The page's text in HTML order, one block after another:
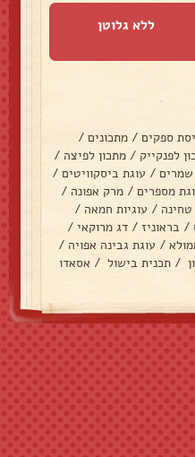
ללא גלוטן
ספקים / מתכונים /
לפנקייק / מתכון לפיצה /
שמרים / עוגת ביסקוויטים /
מספרים / מרק אפונה /
טחינה / עוגיות חמאה /
/ בראוניז / דג מרוקאי /
/ עוגת גבינה אפויה /
/ תכנית בישול / אסאדו